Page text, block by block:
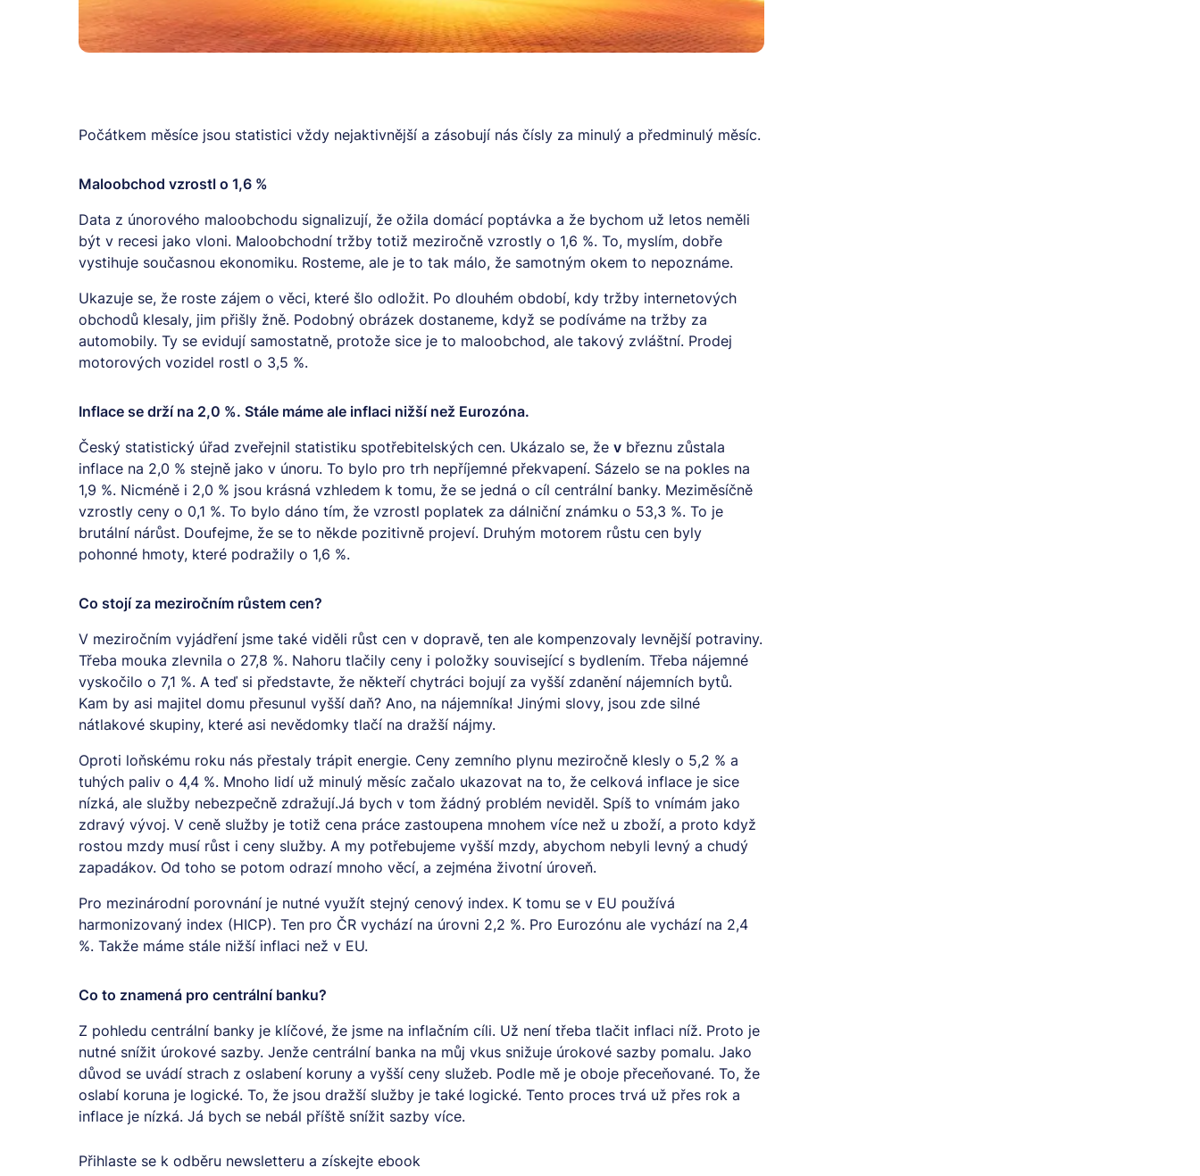
Počátkem měsíce jsou statistici vždy nejaktivnější a zásobují nás čísly za minulý a předminulý měsíc.
Maloobchod vzrostl o 1,6 %
Data z únorového maloobchodu signalizují, že ožila domácí poptávka a že bychom už letos neměli
být v recesi jako vloni. Maloobchodní tržby totiž meziročně vzrostly o 1,6 %. To, myslím, dobře
vystihuje současnou ekonomiku. Rosteme, ale je to tak málo, že samotným okem to nepoznáme.
Ukazuje se, že roste zájem o věci, které šlo odložit. Po dlouhém období, kdy tržby internetových
obchodů klesaly, jim přišly žně. Podobný obrázek dostaneme, když se podíváme na tržby za
automobily. Ty se evidují samostatně, protože sice je to maloobchod, ale takový zvláštní. Prodej
motorových vozidel rostl o 3,5 %.
Inflace se drží na 2,0 %. Stále máme ale inflaci nižší než Eurozóna.
Český statistický úřad zveřejnil statistiku spotřebitelských cen. Ukázalo se, že v březnu zůstala
inflace na 2,0 % stejně jako v únoru. To bylo pro trh nepříjemné překvapení. Sázelo se na pokles na
1,9 %. Nicméně i 2,0 % jsou krásná vzhledem k tomu, že se jedná o cíl centrální banky. Meziměsíčně
vzrostly ceny o 0,1 %. To bylo dáno tím, že vzrostl poplatek za dálniční známku o 53,3 %. To je
brutální nárůst. Doufejme, že se to někde pozitivně projeví. Druhým motorem růstu cen byly
pohonné hmoty, které podražily o 1,6 %.
Co stojí za meziročním růstem cen?
V meziročním vyjádření jsme také viděli růst cen v dopravě, ten ale kompenzovaly levnější potraviny.
Třeba mouka zlevnila o 27,8 %. Nahoru tlačily ceny i položky související s bydlením. Třeba nájemné
vyskočilo o 7,1 %. A teď si představte, že někteří chytráci bojují za vyšší zdanění nájemních bytů.
Kam by asi majitel domu přesunul vyšší daň? Ano, na nájemníka! Jinými slovy, jsou zde silné
nátlakové skupiny, které asi nevědomky tlačí na dražší nájmy.
Oproti loňskému roku nás přestaly trápit energie. Ceny zemního plynu meziročně klesly o 5,2 % a
tuhých paliv o 4,4 %. Mnoho lidí už minulý měsíc začalo ukazovat na to, že celková inflace je sice
nízká, ale služby nebezpečně zdražují.Já bych v tom žádný problém neviděl. Spíš to vnímám jako
zdravý vývoj. V ceně služby je totiž cena práce zastoupena mnohem více než u zboží, a proto když
rostou mzdy musí růst i ceny služby. A my potřebujeme vyšší mzdy, abychom nebyli levný a chudý
zapadákov. Od toho se potom odrazí mnoho věcí, a zejména životní úroveň.
Pro mezinárodní porovnání je nutné využít stejný cenový index. K tomu se v EU používá
harmonizovaný index (HICP). Ten pro ČR vychází na úrovni 2,2 %. Pro Eurozónu ale vychází na 2,4
%. Takže máme stále nižší inflaci než v EU.
Co to znamená pro centrální banku?
Z pohledu centrální banky je klíčové, že jsme na inflačním cíli. Už není třeba tlačit inflaci níž. Proto je
nutné snížit úrokové sazby. Jenže centrální banka na můj vkus snižuje úrokové sazby pomalu. Jako
důvod se uvádí strach z oslabení koruny a vyšší ceny služeb. Podle mě je oboje přeceňované. To, že
oslabí koruna je logické. To, že jsou dražší služby je také logické. Tento proces trvá už přes rok a
inflace je nízká. Já bych se nebál příště snížit sazby více.
Přihlaste se k odběru newsletteru a získejte ebook